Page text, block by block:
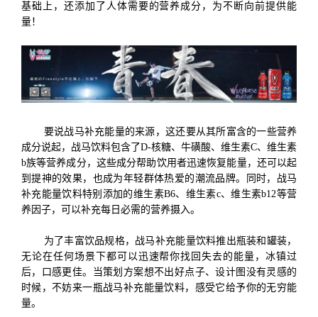
基础上，还添加了人体需要的营养成分，为不断向前提供能
量！
要说战马补充能量的来源，这还要从其所富含的一些营养
成分说起，战马饮料包含了D-核糖、牛磺酸、维生素C、维生素
b族等营养成分，这些成分帮助饮用者迅速恢复能量，还可以起
到提神的效果，也成为年轻群体热爱的潮流品牌。同时，战马
补充能量饮料特别添加的维生素B6、维生素c、维生素b12等营
养因子，可以补充每日必需的营养摄入。
为了丰富饮品规格，战马补充能量饮料推出瓶装和罐装，
无论在任何场景下都可以迅速帮你找回失去的能量，冰镇过
后，口感更佳。当策划方案想不出好点子、设计图没有灵感的
时候，不妨来一瓶战马补充能量饮料，感受它给予你的无穷能
量。